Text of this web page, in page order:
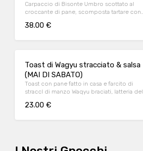
Carpaccio di Bisonte Umbro scottato al
croccante di pane, scomposta tartare con
senape in grani, battuta in girotondo con
38.00 €
Toast di Wagyu stracciato & salsa
(MAI DI SABATO)
Toast con pane fatto in casa e farcito di
straccI di manzo Waqyu braciati, latteria del
23.00 €